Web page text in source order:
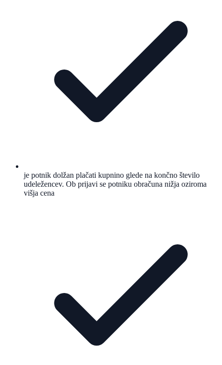
je potnik dolžan plačati kupnino glede na končno število
udeležencev. Ob prijavi se potniku obračuna nižja oziroma
višja cena